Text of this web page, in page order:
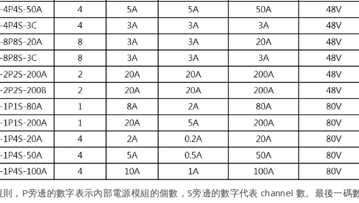
，P旁邊的數字表示內部電源模組的個數，S旁邊的數字代表 channel 數。最後一碼